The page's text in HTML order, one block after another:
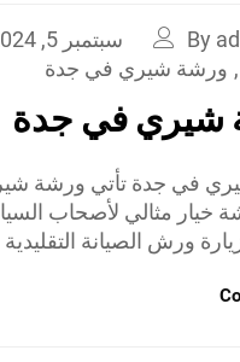
By سبتمبر 5, 2024
, ورشة شيري في جدة
شيري في جدة
في جدة تأتي ورشة
خيار مثالي لأصحاب
ورش الصيانة